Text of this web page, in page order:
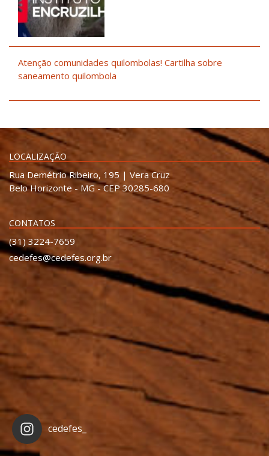
Atenção comunidades quilombolas! Cartilha sobre
saneamento quilombola
LOCALIZAÇÃO
Rua Demétrio Ribeiro, 195 | Vera Cruz
Belo Horizonte - MG - CEP 30285-680
CONTATOS
(31) 3224-7659
cedefes@cedefes.org.br
cedefes_